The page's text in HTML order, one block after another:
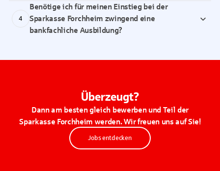
4
Benötige ich für meinen Einstieg bei der
Sparkasse Forchheim zwingend eine
bankfachliche Ausbildung?
Überzeugt?
Dann am besten gleich bewerben und Teil der
Sparkasse Forchheim werden. Wir freuen uns auf Sie!
Jobs entdecken